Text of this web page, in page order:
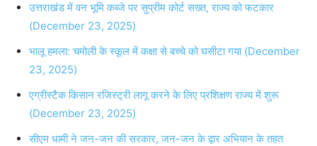
उत्तराखंड में वन भूमि कब्जे पर सुप्रीम कोर्ट सख्त, राज्य को फटकार
(December 23, 2025)
भालू हमला: चमोली के स्कूल में कक्षा से बच्चे को घसीटा गया (December
23, 2025)
एग्रीस्टैक किसान रजिस्ट्री लागू करने के लिए प्रशिक्षण राज्य में शुरू
(December 23, 2025)
सीएम धामी ने जन-जन की सरकार, जन-जन के द्वार अभियान के तहत